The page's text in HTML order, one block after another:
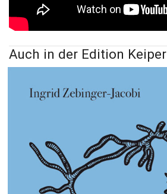
Auch in der Edition